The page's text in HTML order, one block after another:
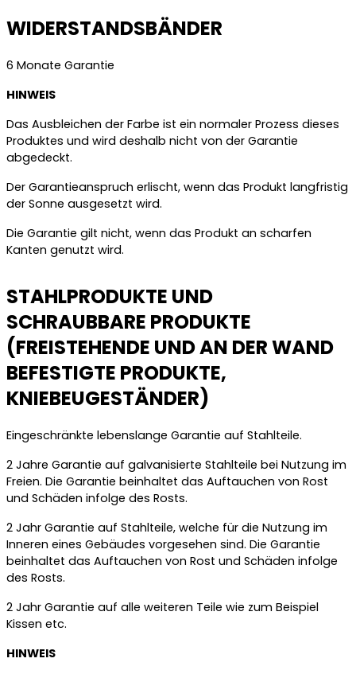
WIDERSTANDSBÄNDER
6 Monate Garantie
HINWEIS
Das Ausbleichen der Farbe ist ein normaler Prozess dieses
Produktes und wird deshalb nicht von der Garantie
abgedeckt.
Der Garantieanspruch erlischt, wenn das Produkt langfristig
der Sonne ausgesetzt wird.
Die Garantie gilt nicht, wenn das Produkt an scharfen
Kanten genutzt wird.
STAHLPRODUKTE UND
SCHRAUBBARE PRODUKTE
(FREISTEHENDE UND AN DER WAND
BEFESTIGTE PRODUKTE,
KNIEBEUGESTÄNDER)
Eingeschränkte lebenslange Garantie auf Stahlteile.
2 Jahre Garantie auf galvanisierte Stahlteile bei Nutzung im
Freien. Die Garantie beinhaltet das Auftauchen von Rost
und Schäden infolge des Rosts.
2 Jahr Garantie auf Stahlteile, welche für die Nutzung im
Inneren eines Gebäudes vorgesehen sind. Die Garantie
beinhaltet das Auftauchen von Rost und Schäden infolge
des Rosts.
2 Jahr Garantie auf alle weiteren Teile wie zum Beispiel
Kissen etc.
HINWEIS